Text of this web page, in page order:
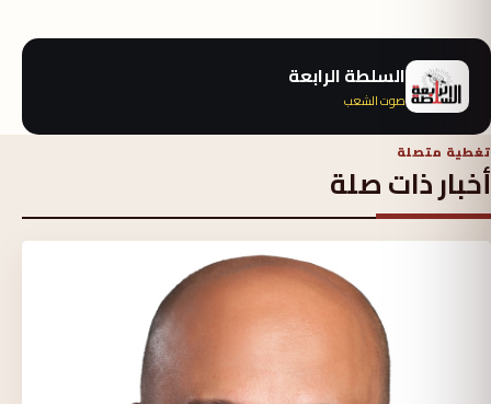
السلطة الرابعة
صوت الشعب
تغطية متصلة
أخبار ذات صلة